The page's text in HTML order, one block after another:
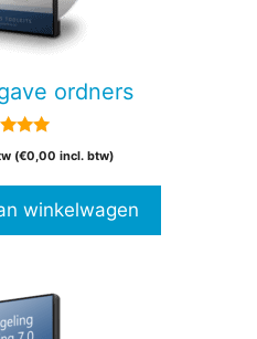
ordners
5
(€0,00 incl. btw)
winkelwagen